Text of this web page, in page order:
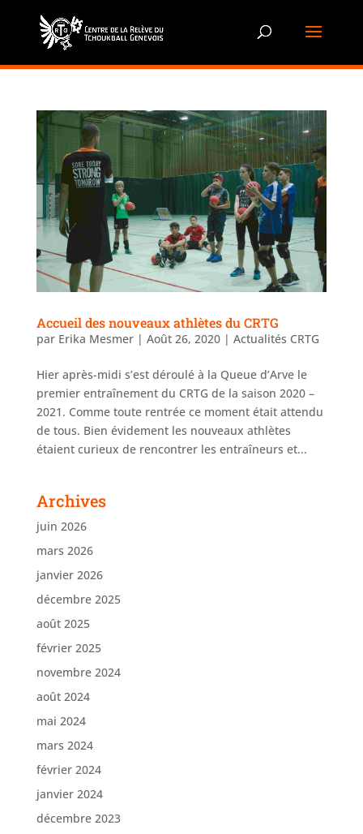
Accueil des nouveaux athlètes du CRTG
par Erika Mesmer| Août 26, 2020| Actualités CRTG
Hier après-midi s’est déroulé à la Queue d’Arve le
premier entraînement du CRTG de la saison 2020 –
2021. Comme toute rentrée ce moment était attendu
de tous. Bien évidement les nouveaux athlètes
étaient curieux de rencontrer les entraîneurs et...
Archives
juin 2026
mars 2026
janvier 2026
décembre 2025
août 2025
février 2025
novembre 2024
août 2024
mai 2024
mars 2024
février 2024
janvier 2024
décembre 2023